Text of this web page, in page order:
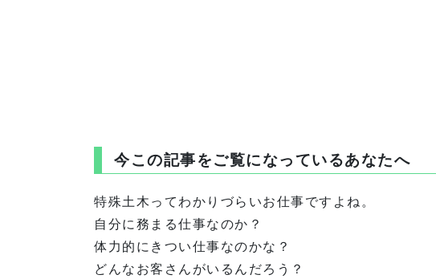
今この記事をご覧になっているあなたへ
特殊土木ってわかりづらいお仕事ですよね。
自分に務まる仕事なのか？
体力的にきつい仕事なのかな？
どんなお客さんがいるんだろう？